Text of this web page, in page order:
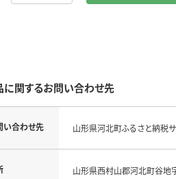
に関するお問い合わせ先
い合わせ先 山形県河北町ふるさと納税
山形県西村山郡河北町谷地